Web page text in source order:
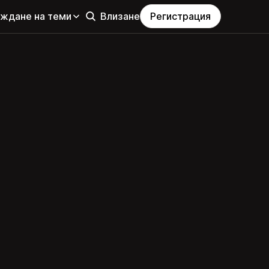
на теми Влизане Регистрация